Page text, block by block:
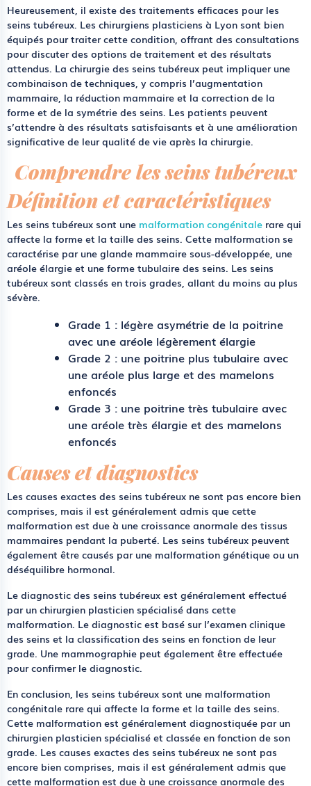
Heureusement, il existe des traitements efficaces pour les
seins tubéreux. Les chirurgiens plasticiens à Lyon sont bien
équipés pour traiter cette condition, offrant des consultations
pour discuter des options de traitement et des résultats
attendus. La chirurgie des seins tubéreux peut impliquer une
combinaison de techniques, y compris l’augmentation
mammaire, la réduction mammaire et la correction de la
forme et de la symétrie des seins. Les patients peuvent
s’attendre à des résultats satisfaisants et à une amélioration
significative de leur qualité de vie après la chirurgie.
Comprendre les seins tubéreux
Définition et caractéristiques
Les seins tubéreux sont une malformation congénitale rare qui
affecte la forme et la taille des seins. Cette malformation se
caractérise par une glande mammaire sous-développée, une
aréole élargie et une forme tubulaire des seins. Les seins
tubéreux sont classés en trois grades, allant du moins au plus
sévère.
Grade 1 : légère asymétrie de la poitrine
avec une aréole légèrement élargie
Grade 2 : une poitrine plus tubulaire avec
une aréole plus large et des mamelons
enfoncés
Grade 3 : une poitrine très tubulaire avec
une aréole très élargie et des mamelons
enfoncés
Causes et diagnostics
Les causes exactes des seins tubéreux ne sont pas encore bien
comprises, mais il est généralement admis que cette
malformation est due à une croissance anormale des tissus
mammaires pendant la puberté. Les seins tubéreux peuvent
également être causés par une malformation génétique ou un
déséquilibre hormonal.
Le diagnostic des seins tubéreux est généralement effectué
par un chirurgien plasticien spécialisé dans cette
malformation. Le diagnostic est basé sur l’examen clinique
des seins et la classification des seins en fonction de leur
grade. Une mammographie peut également être effectuée
pour confirmer le diagnostic.
En conclusion, les seins tubéreux sont une malformation
congénitale rare qui affecte la forme et la taille des seins.
Cette malformation est généralement diagnostiquée par un
chirurgien plasticien spécialisé et classée en fonction de son
grade. Les causes exactes des seins tubéreux ne sont pas
encore bien comprises, mais il est généralement admis que
cette malformation est due à une croissance anormale des